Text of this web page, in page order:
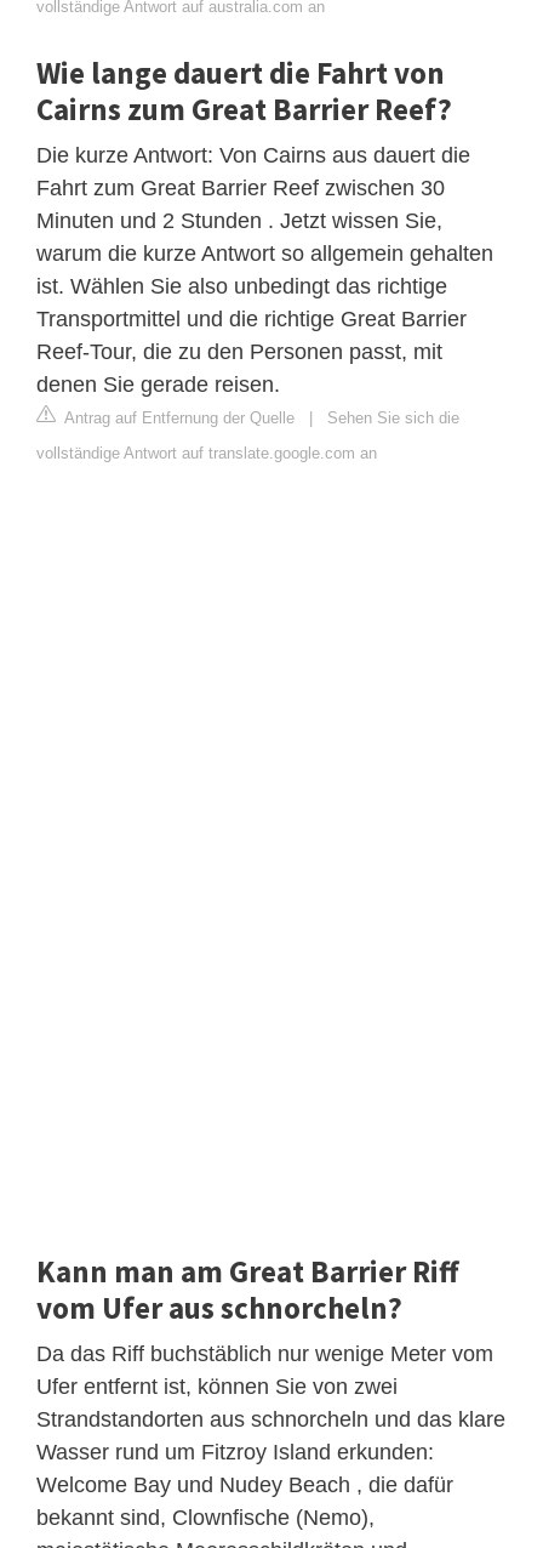
vollständige Antwort auf australia.com an
Wie lange dauert die Fahrt von
Cairns zum Great Barrier Reef?
Die kurze Antwort: Von Cairns aus dauert die
Fahrt zum Great Barrier Reef zwischen 30
Minuten und 2 Stunden . Jetzt wissen Sie,
warum die kurze Antwort so allgemein gehalten
ist. Wählen Sie also unbedingt das richtige
Transportmittel und die richtige Great Barrier
Reef-Tour, die zu den Personen passt, mit
denen Sie gerade reisen.
Antrag auf Entfernung der Quelle | Sehen Sie sich die
vollständige Antwort auf translate.google.com an
Kann man am Great Barrier Riff
vom Ufer aus schnorcheln?
Da das Riff buchstäblich nur wenige Meter vom
Ufer entfernt ist, können Sie von zwei
Strandstandorten aus schnorcheln und das klare
Wasser rund um Fitzroy Island erkunden:
Welcome Bay und Nudey Beach , die dafür
bekannt sind, Clownfische (Nemo),